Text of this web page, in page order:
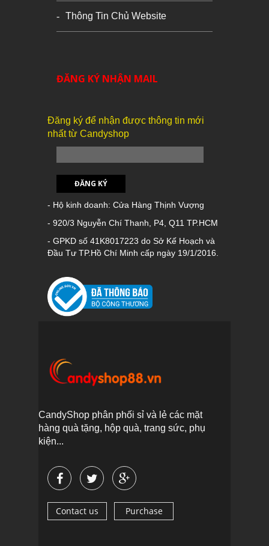
Thông Tin Chủ Website
ĐĂNG KÝ NHẬN MAIL
Đăng ký để nhận được thông tin mới
nhất từ Candyshop
ĐĂNG KÝ
- Hộ kinh doanh: Cửa Hàng Thịnh Vượng
- 920/3 Nguyễn Chí Thanh, P4, Q11 TP.HCM
- GPKD số 41K8017223 do Sở Kế Hoạch và
Đầu Tư TP.Hồ Chí Minh cấp ngày 19/1/2016.
CandyShop phân phối sỉ và lẻ các mặt
hàng quà tặng, hộp quà, trang sức, phụ
kiện...
Contact us Purchase